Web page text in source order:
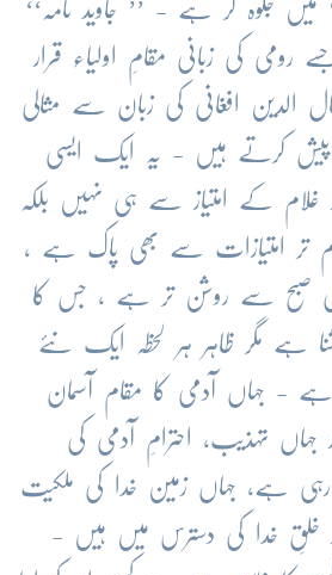
جلوہ گر ہے - ’’ جاوید نامہ‘‘
رومی کی زبانی مقامِ اولیاء قرار
الدین افغانی کی زبان سے مثالی
پیش کرتے ہیں - یہ ایک ایسی
غلام کے امتیاز سے ہی نہیں بلکہ
تر امتیازات سے بھی پاک ہے ،
صبح سے روشن تر ہے ، جس کا
ہے مگر ظاہر ہر لحظہ ایک نئے
- جہاں آدمی کا مقام آسمان
تہذیب، احترامِ آدمی کی
ہے، جہاں زمین خدا کی ملکیت
خلقِ خدا کی دسترس میں ہیں -